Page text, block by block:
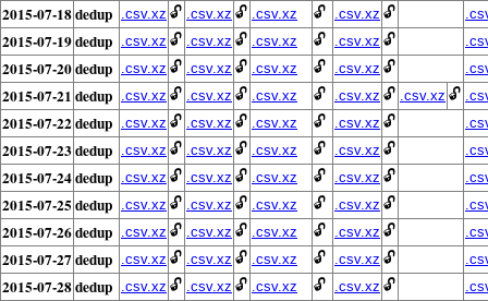
2015-07-18dedup .csv.xz 🔓 .csv.xz 🔓 .csv.xz 🔓 .csv.xz 🔓
2015-07-19dedup .csv.xz 🔓 .csv.xz 🔓 .csv.xz 🔓 .csv.xz 🔓
2015-07-20dedup .csv.xz 🔓 .csv.xz 🔓 .csv.xz 🔓 .csv.xz 🔓
2015-07-21 dedup .csv.xz 🔓 .csv.xz 🔓 .csv.xz 🔓 .csv.xz 🔓 .csv.xz 🔓
2015-07-22dedup .csv.xz 🔓 .csv.xz 🔓 .csv.xz 🔓 .csv.xz 🔓
2015-07-23dedup .csv.xz 🔓 .csv.xz 🔓 .csv.xz 🔓 .csv.xz 🔓
2015-07-24dedup .csv.xz 🔓 .csv.xz 🔓 .csv.xz 🔓 .csv.xz 🔓
2015-07-25 dedup .csv.xz 🔓 .csv.xz 🔓 .csv.xz 🔓 .csv.xz 🔓
2015-07-26dedup .csv.xz 🔓 .csv.xz 🔓 .csv.xz 🔓 .csv.xz 🔓
2015-07-27dedup .csv.xz 🔓 .csv.xz 🔓 .csv.xz 🔓 .csv.xz 🔓
2015-07-28dedup .csv.xz 🔓 .csv.xz 🔓 .csv.xz 🔓 .csv.xz 🔓